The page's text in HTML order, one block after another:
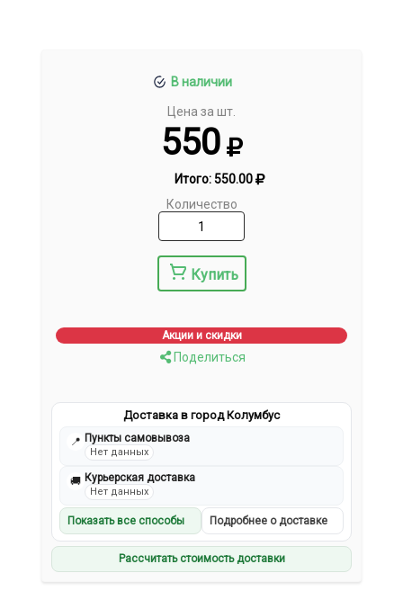
В наличии
Цена за шт.
550
Итого:550.00
Количество
Купить
Акции и скидки
Поделиться
Доставка в город Колумбус
📍 Пункты самовывоза
Нет данных
🚚 Курьерская доставка
Нет данных
Показать все способы Подробнее о доставке
Рассчитать стоимость доставки